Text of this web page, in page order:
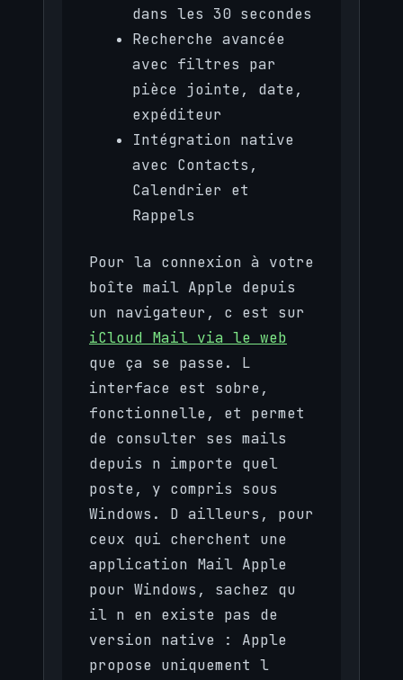
dans les 30 secondes
Recherche avancée
avec filtres par
pièce jointe, date,
expéditeur
Intégration native
avec Contacts,
Calendrier et
Rappels
Pour la connexion à votre
boîte mail Apple depuis
un navigateur, c est sur
iCloud Mail via le web
que ça se passe. L
interface est sobre,
fonctionnelle, et permet
de consulter ses mails
depuis n importe quel
poste, y compris sous
Windows. D ailleurs, pour
ceux qui cherchent une
application Mail Apple
pour Windows, sachez qu
il n en existe pas de
version native : Apple
propose uniquement l